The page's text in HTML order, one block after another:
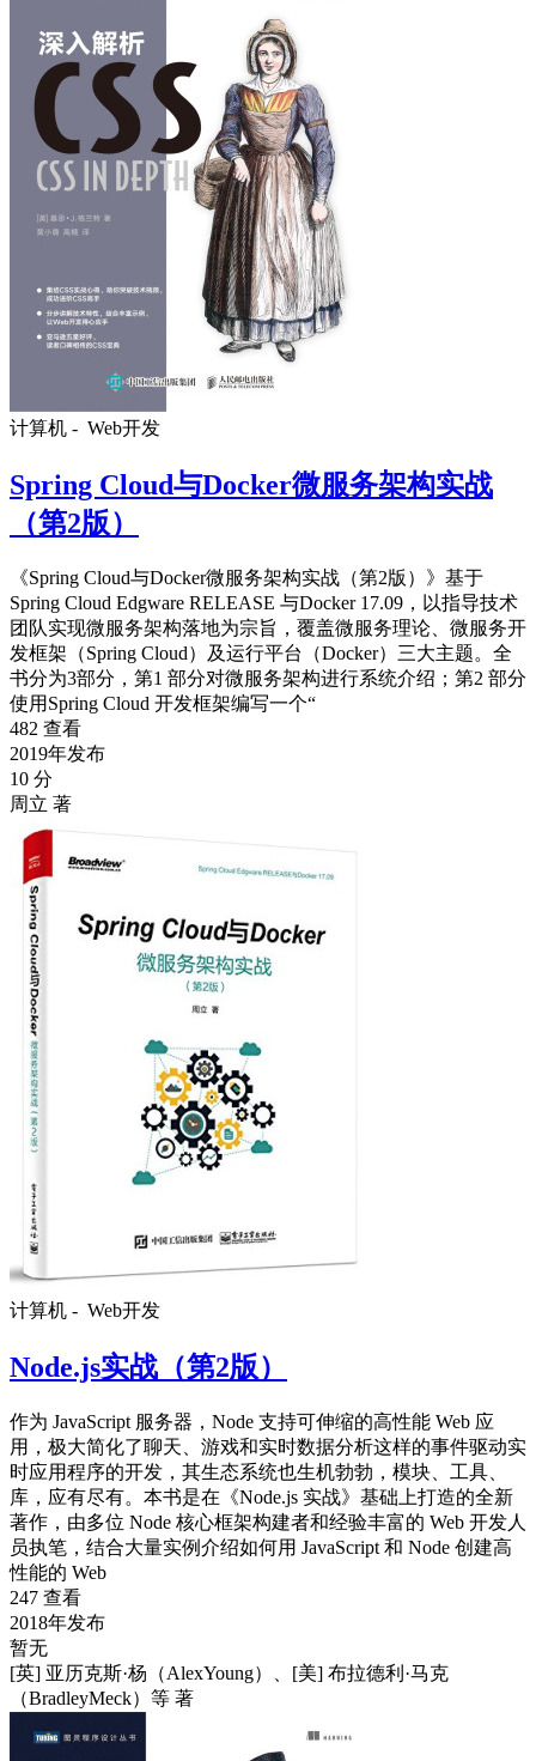
计算机 - Web开发
Spring Cloud与Docker微服务架构实战
（第2版）
《Spring Cloud与Docker微服务架构实战（第2版）》基于
Spring Cloud Edgware RELEASE 与Docker 17.09，以指导技术
团队实现微服务架构落地为宗旨，覆盖微服务理论、微服务开
发框架（Spring Cloud）及运行平台（Docker）三大主题。全
书分为3部分，第1 部分对微服务架构进行系统介绍；第2 部分
使用Spring Cloud 开发框架编写一个“
482 查看
2019年发布
10 分
周立 著
计算机 - Web开发
Node.js实战（第2版）
作为 JavaScript 服务器，Node 支持可伸缩的高性能 Web 应
用，极大简化了聊天、游戏和实时数据分析这样的事件驱动实
时应用程序的开发，其生态系统也生机勃勃，模块、工具、
库，应有尽有。本书是在《Node.js 实战》基础上打造的全新
著作，由多位 Node 核心框架构建者和经验丰富的 Web 开发人
员执笔，结合大量实例介绍如何用 JavaScript 和 Node 创建高
性能的 Web
247 查看
2018年发布
暂无
[英] 亚历克斯·杨（AlexYoung）、[美] 布拉德利·马克
（BradleyMeck）等 著